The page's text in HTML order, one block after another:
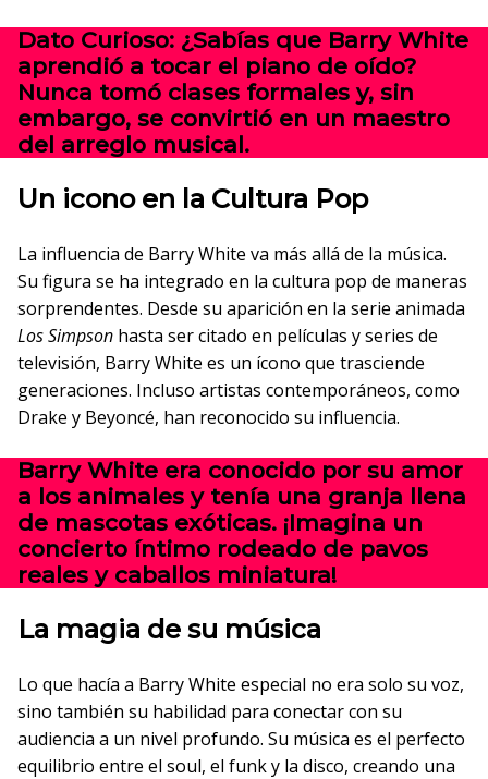
Dato Curioso: ¿Sabías que Barry White
aprendió a tocar el piano de oído?
Nunca tomó clases formales y, sin
embargo, se convirtió en un maestro
del arreglo musical.
Un icono en la Cultura Pop
La influencia de Barry White va más allá de la música.
Su figura se ha integrado en la cultura pop de maneras
sorprendentes. Desde su aparición en la serie animada
Los Simpson hasta ser citado en películas y series de
televisión, Barry White es un ícono que trasciende
generaciones. Incluso artistas contemporáneos, como
Drake y Beyoncé, han reconocido su influencia.
Barry White era conocido por su amor
a los animales y tenía una granja llena
de mascotas exóticas. ¡Imagina un
concierto íntimo rodeado de pavos
reales y caballos miniatura!
La magia de su música
Lo que hacía a Barry White especial no era solo su voz,
sino también su habilidad para conectar con su
audiencia a un nivel profundo. Su música es el perfecto
equilibrio entre el soul, el funk y la disco, creando una